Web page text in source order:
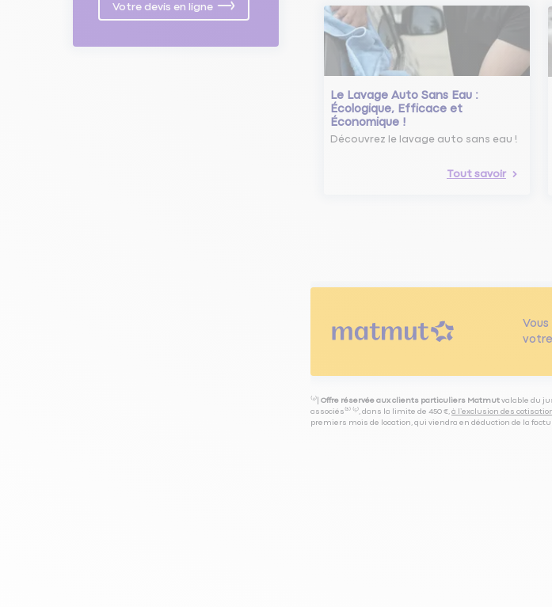
Votre devis en ligne
Le Lavage Auto Sans Eau :
Écologique, Efficace et
Économique !
Découvrez le lavage auto sans eau !
Tout savoir
votre
⁽⁴⁾| Offre réservée aux clients particuliers Matmut valable du
associés⁽³⁾ ⁽⁵⁾, dans la limite de 450 €, à l’exclusion des
premiers mois de location, qui viendra en déduction de la